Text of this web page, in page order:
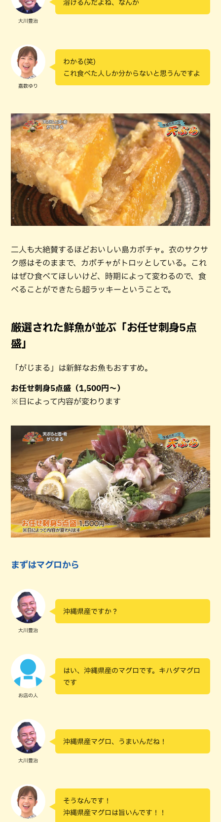
大川豊治
溶けるんだよね、なんか
嘉数ゆり
わかる(笑)
これ食べた人しか分からないと思うんですよ
二人も大絶賛するほどおいしい島カボチャ。衣のサクサ
ク感はそのままで、カボチャがトロッとしている。これ
はぜひ食べてほしいけど、時期によって変わるので、食
べることができたら超ラッキーということで。
厳選された鮮魚が並ぶ「お任せ刺身5点
盛」
「がじまる」は新鮮なお魚もおすすめ。
お任せ刺身5点盛（1,500円～）
※日によって内容が変わります
まずはマグロから
大川豊治
沖縄県産ですか？
お店の人
はい、沖縄県産のマグロです。キハダマグロ
です
大川豊治
沖縄県産マグロ、うまいんだね！
そうなんです！
沖縄県産マグロは旨いんです！！